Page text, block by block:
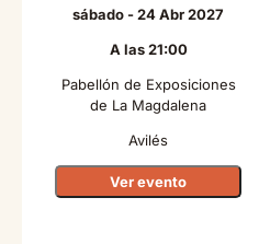
sábado - 24 Abr 2027
A las 21:00
Pabellón de Exposiciones
de La Magdalena
Avilés
Ver evento